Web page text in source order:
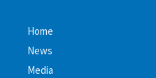
Home
News
Media